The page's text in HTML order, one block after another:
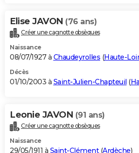
Elise JAVON (76 ans)
Créer une cagnotte obsèques
Naissance
08/07/1927 à Chaudeyrolles (Haute-
Décès
01/10/2003 à Saint-Julien-Chapteuil (
Leonie JAVON (91 ans)
Créer une cagnotte obsèques
Naissance
29/05/1911 à Saint-Clément(Ardèche)